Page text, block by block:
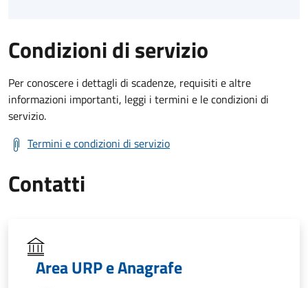
Condizioni di servizio
Per conoscere i dettagli di scadenze, requisiti e altre
informazioni importanti, leggi i termini e le condizioni di
servizio.
Termini e condizioni di servizio
Contatti
Area URP e Anagrafe